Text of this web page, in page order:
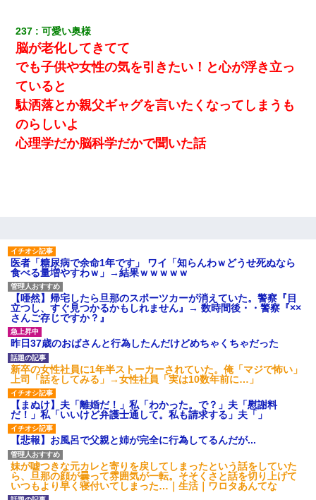
237 可愛い奥様
脳が老化してきてて
でも子供や女性の気を引きたい！と心が浮き立っ
ていると
駄洒落とか親父ギャグを言いたくなってしまうも
のらしいよ
心理学だか脳科学だかで聞いた話
医者「糖尿病で余命1年です」 ワイ「知らんわｗどうせ死ぬなら
食べる量増やすわｗ」→結果ｗｗｗｗｗ
【唖然】帰宅したら旦那のスポーツカーが消えていた。警察『目
立つし、すぐ見つかるかもしれません』→ 数時間後・・警察『××
さんご存じですか？』
昨日37歳のおばさんと行為したんだけどめちゃくちゃだった
新卒の女性社員に1年半ストーカーされていた。俺「マジで怖い」
上司「話をしてみる」→女性社員「実は10数年前に…」
【まぬけ】夫「離婚だ！」私「わかった。で？」夫「慰謝料
だ！」私「いいけど弁護士通して。私も請求する」夫「」
【悲報】お風呂で父親と姉が完全に行為してるんだが...
妹が嘘つきな元カレと寄りを戻してしまったという話をしていた
ら、旦那の顔が曇って雰囲気が一転。そそくさと話を切り上げて
いつもより早く寝付いてしまった…｜生活｜ワロタあんてな